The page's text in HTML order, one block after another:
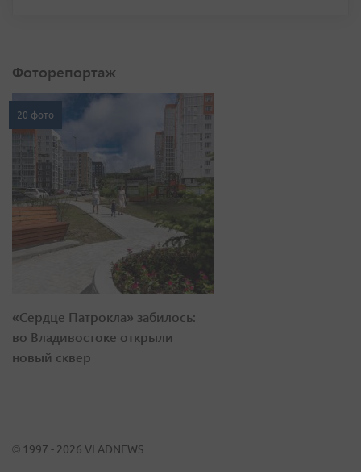
Фоторепортаж
20 фото
«Сердце Патрокла» забилось:
во Владивостоке открыли
новый сквер
© 1997 - 2026 VLADNEWS